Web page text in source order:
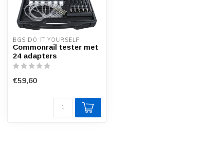
BGS DO IT YOURSELF
Commonrail tester met
24 adapters
€59,60